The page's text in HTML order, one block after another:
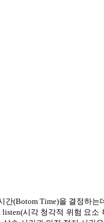
간(Botom Time)을 결정하는
listen(시각 청각적 위험 요소